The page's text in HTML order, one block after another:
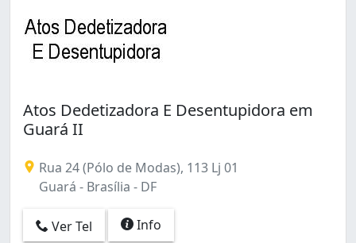
Atos Dedetizadora E Desentupidora em
Guará II
Rua 24 (Pólo de Modas), 113 Lj 01
Guará - Brasília - DF
Ver Tel Info